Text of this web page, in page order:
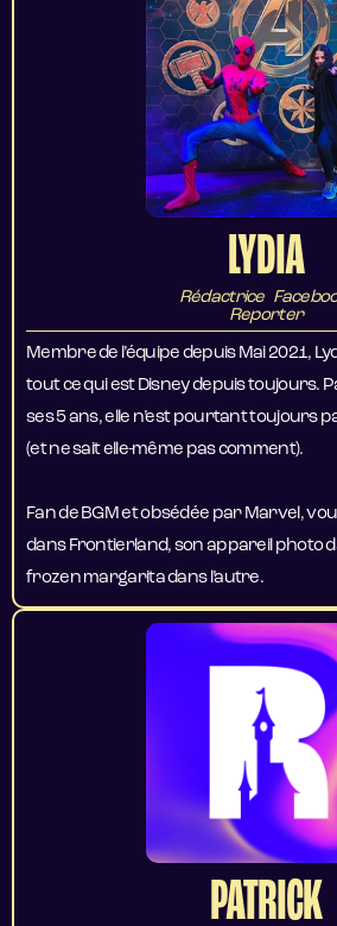
LYDIA
Rédactrice
Reporter
Membre de l’équipe depuis Mai 2021,
tout ce qui est Disney depuis toujours.
ses 5 ans, elle n’est pourtant toujours
(et ne sait elle-même pas comment).
Fan de BGM et obsédée par Marvel,
dans Frontierland, son appareil photo
frozen margarita dans l’autre.
PATRICK